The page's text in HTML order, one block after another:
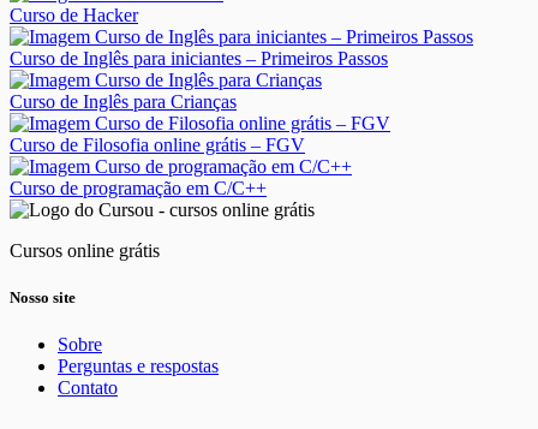
Curso de Hacker
Curso de Inglês para iniciantes – Primeiros Passos
Curso de Inglês para Crianças
Curso de Filosofia online grátis – FGV
Curso de programação em C/C++
Cursos online grátis
Nosso site
Sobre
Perguntas e respostas
Contato